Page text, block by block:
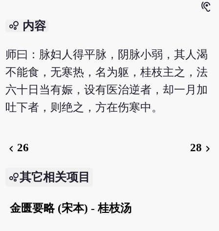
hearing
bubble_chart 内容
师曰：脉妇人得平脉，阴脉小弱，其人渴
不能食，无寒热，名为躯，桂枝主之，法
六十日当有娠，设有医治逆者，却一月加
吐下者，则绝之，方在伤寒中。
chevron_left 26 28 chevron_right
其它相关项目
金匮要略 (宋本) - 桂枝汤